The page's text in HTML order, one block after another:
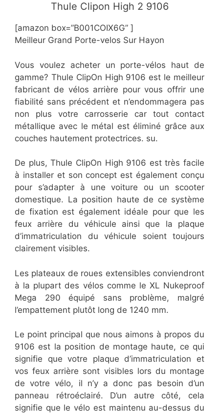
​​Thule Clipon High 2 9106
[amazon box=”B001COIX6G” ]
Meilleur Grand Porte-velos Sur Hayon
Vous voulez acheter un porte-vélos haut de
gamme? Thule ClipOn High 9106 est le meilleur
fabricant de vélos arrière pour vous offrir une
fiabilité sans précédent et n’endommagera pas
non plus votre carrosserie car tout contact
métallique avec le métal est éliminé grâce aux
couches hautement protectrices. su.
De plus, Thule ClipOn High 9106 est très facile
à installer et son concept est également conçu
pour s’adapter à une voiture ou un scooter
domestique. La position haute de ce système
de fixation est également idéale pour que les
feux arrière du véhicule ainsi que la plaque
d’immatriculation du véhicule soient toujours
clairement visibles.
Les plateaux de roues extensibles conviendront
à la plupart des vélos comme le XL Nukeproof
Mega 290 équipé sans problème, malgré
l’empattement plutôt long de 1240 mm.
Le point principal que nous aimons à propos du
9106 est la position de montage haute, ce qui
signifie que votre plaque d’immatriculation et
vos feux arrière sont visibles lors du montage
de votre vélo, il n’y a donc pas besoin d’un
panneau rétroéclairé. D’un autre côté, cela
signifie que le vélo est maintenu au-dessus du